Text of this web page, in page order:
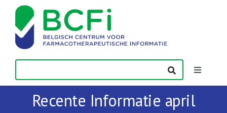
content
Toggle
NieuwsRecente Informatie april